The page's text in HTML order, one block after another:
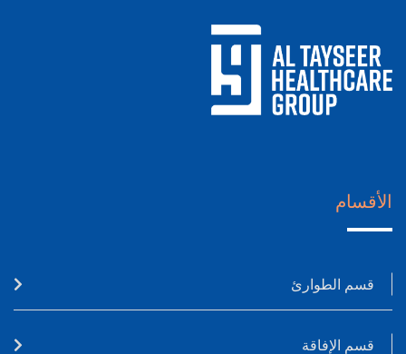
الأقسام
قسم الطوارئ
قسم الإفاقة